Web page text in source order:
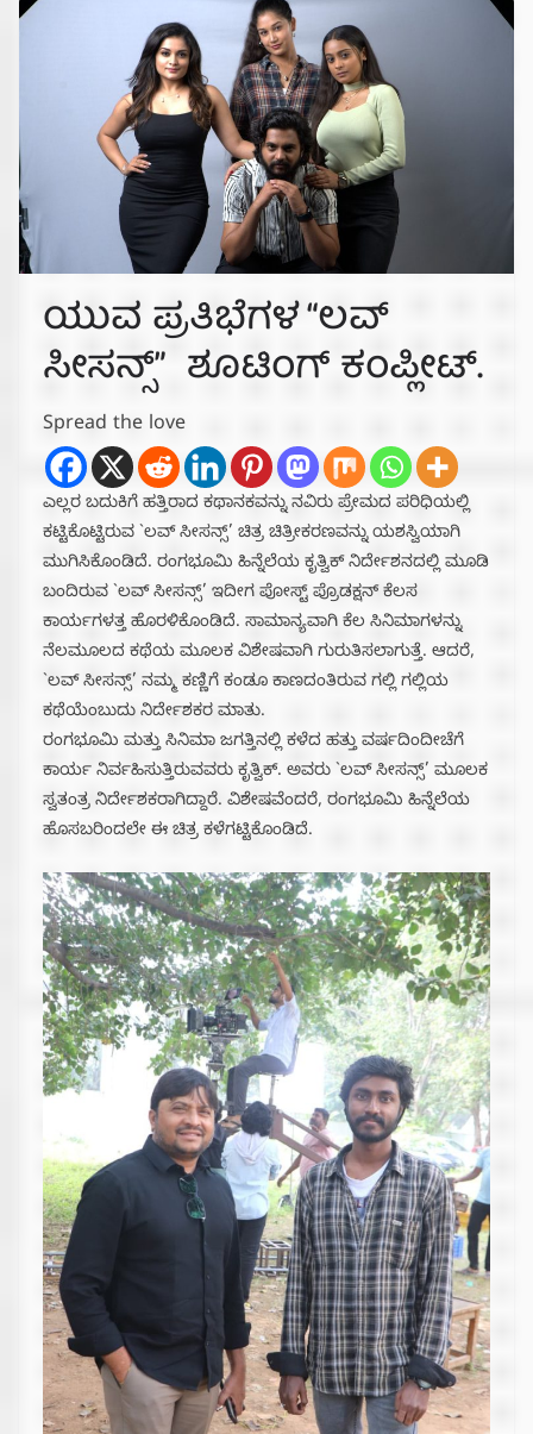
ಯುವ ಪ್ರತಿಭೆಗಳ “ಲವ್
ಸೀಸನ್ಸ್” ಶೂಟಿಂಗ್ ಕಂಪ್ಲೀಟ್.
Spread the love
ಎಲ್ಲರ ಬದುಕಿಗೆ ಹತ್ತಿರಾದ ಕಥಾನಕವನ್ನು ನವಿರು ಪ್ರೇಮದ ಪರಿಧಿಯಲ್ಲಿ
ಕಟ್ಟಿಕೊಟ್ಟಿರುವ `ಲವ್ ಸೀಸನ್ಸ್’ ಚಿತ್ರ ಚಿತ್ರೀಕರಣವನ್ನು ಯಶಸ್ವಿಯಾಗಿ
ಮುಗಿಸಿಕೊಂಡಿದೆ. ರಂಗಭೂಮಿ ಹಿನ್ನೆಲೆಯ ಕೃತ್ವಿಕ್ ನಿರ್ದೇಶನದಲ್ಲಿ ಮೂಡಿ
ಬಂದಿರುವ `ಲವ್ ಸೀಸನ್ಸ್’ ಇದೀಗ ಪೋಸ್ಟ್ ಪ್ರೊಡಕ್ಷನ್ ಕೆಲಸ
ಕಾರ್ಯಗಳತ್ತ ಹೊರಳಿಕೊಂಡಿದೆ. ಸಾಮಾನ್ಯವಾಗಿ ಕೆಲ ಸಿನಿಮಾಗಳನ್ನು
ನೆಲಮೂಲದ ಕಥೆಯ ಮೂಲಕ ವಿಶೇಷವಾಗಿ ಗುರುತಿಸಲಾಗುತ್ತೆ. ಆದರೆ,
`ಲವ್ ಸೀಸನ್ಸ್’ ನಮ್ಮ ಕಣ್ಣಿಗೆ ಕಂಡೂ ಕಾಣದಂತಿರುವ ಗಲ್ಲಿ ಗಲ್ಲಿಯ
ಕಥೆಯೆಂಬುದು ನಿರ್ದೇಶಕರ ಮಾತು.
ರಂಗಭೂಮಿ ಮತ್ತು ಸಿನಿಮಾ ಜಗತ್ತಿನಲ್ಲಿ ಕಳೆದ ಹತ್ತು ವರ್ಷದಿಂದೀಚೆಗೆ
ಕಾರ್ಯ ನಿರ್ವಹಿಸುತ್ತಿರುವವರು ಕೃತ್ವಿಕ್. ಅವರು `ಲವ್ ಸೀಸನ್ಸ್’ ಮೂಲಕ
ಸ್ವತಂತ್ರ ನಿರ್ದೇಶಕರಾಗಿದ್ದಾರೆ. ವಿಶೇಷವೆಂದರೆ, ರಂಗಭೂಮಿ ಹಿನ್ನೆಲೆಯ
ಹೊಸಬರಿಂದಲೇ ಈ ಚಿತ್ರ ಕಳೆಗಟ್ಟಿಕೊಂಡಿದೆ.